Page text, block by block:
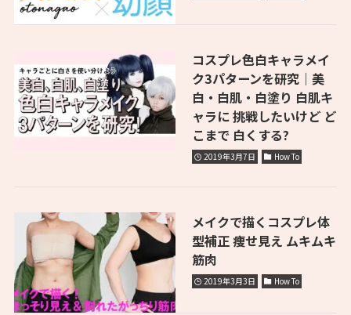
コスプレ色白キャラメイ
ク3パターンを研究｜美
白・白肌・白塗り 白肌キ
ャラに 挑戦したいけど ど
こまで 白くする?
2019年3月7日 How To
メイクで描くコスプレ体
型補正 痩せ見え ムキムキ
筋肉
2019年3月3日 How To